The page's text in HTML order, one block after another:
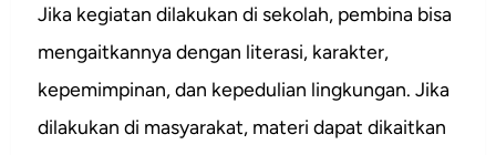
Jika kegiatan dilakukan di sekolah, pembina bisa
mengaitkannya dengan literasi, karakter,
kepemimpinan, dan kepedulian lingkungan. Jika
dilakukan di masyarakat, materi dapat dikaitkan